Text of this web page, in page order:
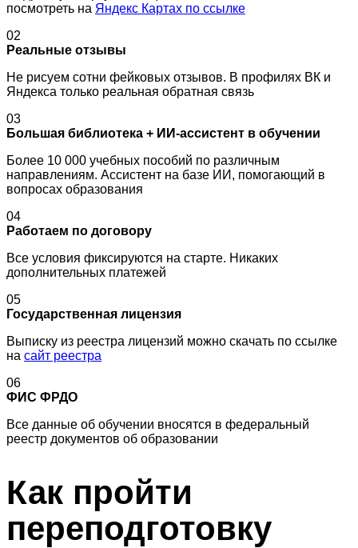
посмотреть на Яндекс Картах по ссылке
02
Реальные отзывы
Не рисуем сотни фейковых отзывов. В профилях ВК и
Яндекса только реальная обратная связь
03
Большая библиотека + ИИ-ассистент в обучении
Более 10 000 учебных пособий по различным
направлениям. Ассистент на базе ИИ, помогающий в
вопросах образования
04
Работаем по договору
Все условия фиксируются на старте. Никаких
дополнительных платежей
05
Государственная лицензия
Выписку из реестра лицензий можно скачать по ссылке
на сайт реестра
06
ФИС ФРДО
Все данные об обучении вносятся в федеральный
реестр документов об образовании
Как пройти
переподготовку